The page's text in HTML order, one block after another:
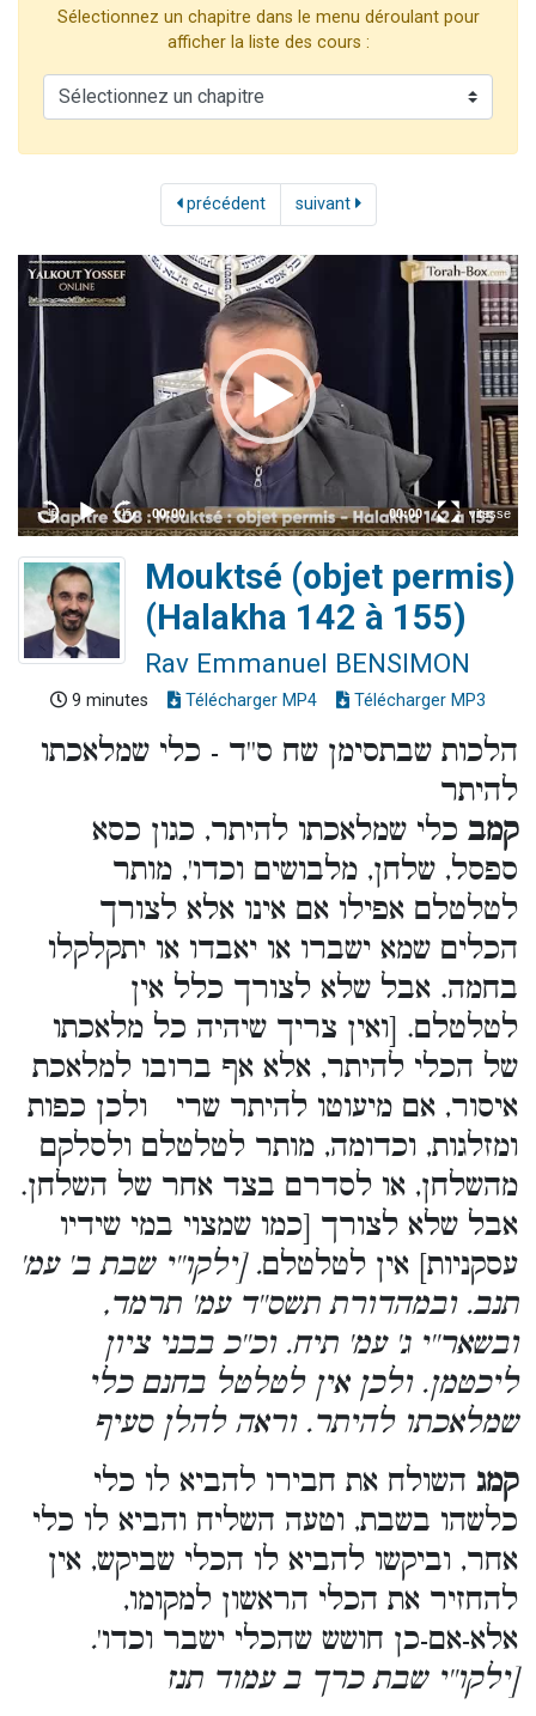
Ariel vient de donner son Maasser
Nathaniel vient de donner son Maasser
Sélectionnez un chapitre dans le menu déroulant pour
afficher la liste des cours :
précédent suivant
Mouktsé (objet permis)
(Halakha 142 à 155)
Rav Emmanuel BENSIMON
9 minutes Télécharger MP4 Télécharger MP3
הלכות שבתסימן שח ס''ד - כלי שמלאכתו
להיתר
קמב כלי שמלאכתו להיתר, כגון כסא
ספסל, שלחן, מלבושים וכדו', מותר
לטלטלם אפילו אם אינו אלא לצורך
הכלים שמא ישברו או יאבדו או יתקלקלו
בחמה. אבל שלא לצורך כלל אין
לטלטלם. [ואין צריך שיהיה כל מלאכתו
של הכלי להיתר, אלא אף ברובו למלאכת
איסור, אם מיעוטו להיתר שרי ולכן כפות
ומזלגות, וכדומה, מותר לטלטלם ולסלקם
מהשלחן, או לסדרם בצד אחר של השלחן.
אבל שלא לצורך [כמו שמצוי במי שידיו
עסקניות] אין לטלטלם. [ילקו''י שבת ב' עמ'
תנב. ובמהדורת תשס''ד עמ' תרמד,
ובשאר''י ג' עמ' תיח. וכ''כ בבני ציון
ליכטמן. ולכן אין לטלטל בחנם כלי
שמלאכתו להיתר. וראה להלן סעיף
קמג השולח את חבירו להביא לו כלי
כלשהו בשבת, וטעה השליח והביא לו כלי
אחר, וביקשו להביא לו הכלי שביקש, אין
להחזיר את הכלי הראשון למקומו,
אלא-אם-כן חושש שהכלי ישבר וכדו'.
[ילקו''י שבת כרך ב עמוד תנז